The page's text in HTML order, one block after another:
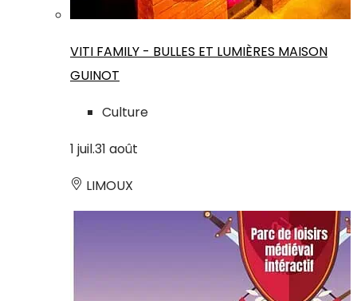
VITI FAMILY - BULLES ET LUMIÈRES MAISON
GUINOT
Culture
1 juil.31 août
LIMOUX